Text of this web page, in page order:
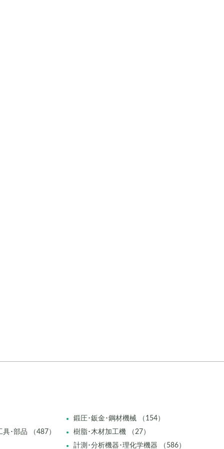
鍛圧･鈑金･鋼材機械 （154）
･部品 （487）
樹脂･木材加工機 （27）
計測･分析機器･理化学機器 （586）